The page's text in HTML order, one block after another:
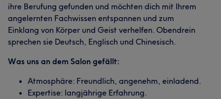
ihre Berufung gefunden und möchten dich mit Ihrem
angelernten Fachwissen entspannen und zum
Einklang von Körper und Geist verhelfen. Obendrein
sprechen sie Deutsch, Englisch und Chinesisch.
Was uns an dem Salon gefällt:
Atmosphäre: Freundlich, angenehm, einladend.
Expertise: langjährige Erfahrung.